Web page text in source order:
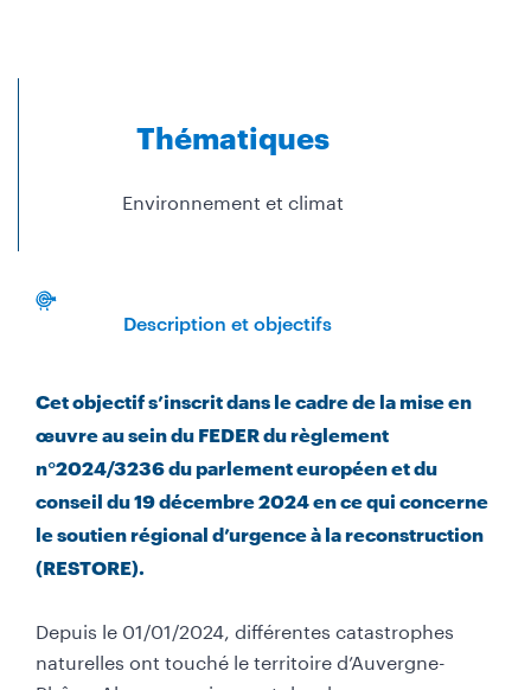
Thématiques
Environnement et climat
Description et objectifs
Cet objectif s’inscrit dans le cadre de la mise en
œuvre au sein du FEDER du règlement
n°2024/3236 du parlement européen et du
conseil du 19 décembre 2024 en ce qui concerne
le soutien régional d’urgence à la reconstruction
(RESTORE).
Depuis le 01/01/2024, différentes catastrophes
naturelles ont touché le territoire d’Auvergne-